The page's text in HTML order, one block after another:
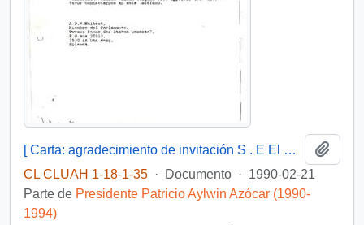
[ Carta: agradecimiento de invitación S . E El Presidente de la República, de Amelia Huerta ]
CL CLUAH 1-18-1-35 · Documento · 1990-02-21
Parte de Presidente Patricio Aylwin Azócar (1990-
1994)